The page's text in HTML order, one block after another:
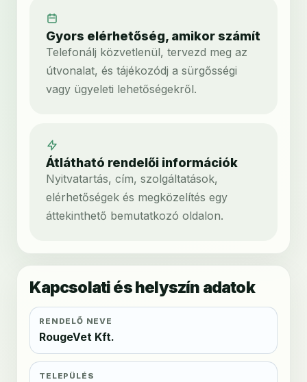
Gyors elérhetőség, amikor számít
Telefonálj közvetlenül, tervezd meg az
útvonalat, és tájékozódj a sürgősségi
vagy ügyeleti lehetőségekről.
Átlátható rendelői információk
Nyitvatartás, cím, szolgáltatások,
elérhetőségek és megközelítés egy
áttekinthető bemutatkozó oldalon.
Kapcsolati és helyszín adatok
RENDELŐ NEVE
RougeVet Kft.
TELEPÜLÉS